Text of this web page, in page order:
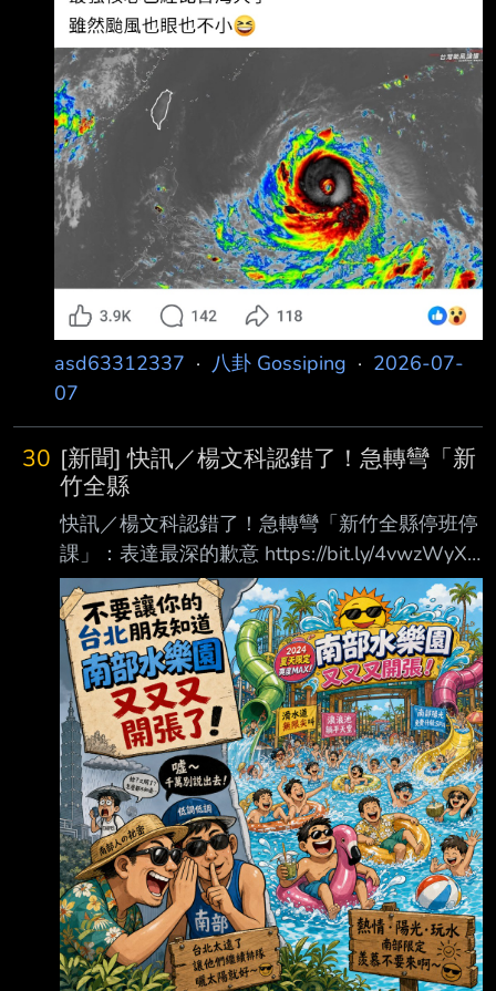
asd63312337 · 八卦 Gossiping · 2026-07-
07
30 [新聞] 快訊／楊文科認錯了！急轉彎「新
竹全縣
快訊／楊文科認錯了！急轉彎「新竹全縣停班停
課」：表達最深的歉意 https://bit.ly/4vwzWyX
記者戴若涵／新竹報導 受米克拉颱風外圍環流
及西南風影響，全台25日起出現劇烈降雨，各地
陸續傳出災情。新竹 縣政府考量各鄉鎮地形差
異，授權各機關、學校首長視實際情形，自行決
定停止上班及上課 ，此舉遭民眾罵爆，稍早楊
文科道歉了，改口宣布全縣停班停課。 楊文科
臉書全文如下： 今天上午，新竹縣在短時間內
降下龐大雨量，雨勢又急又猛，造成竹北、湖
口、新豐、新埔 等部分地區出現道路積淹水、
交通受阻，影響到許多鄉